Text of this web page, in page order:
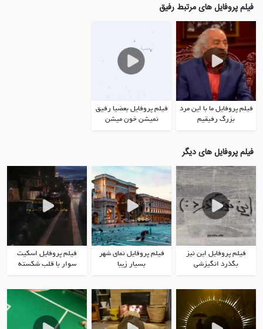
فیلم پروفایل های مرتبط رفیق
فیلم پروفایل ما با این مرد
بزرگ رفیقیم
فیلم پروفایل بعضیا رفیق
نمیشن خون میشن
فیلم پروفایل های دیگر
فیلم پروفایل اين نيز
بگذرد انگیزشی
فیلم پروفایل نمای شهر
بسیار زیبا
فیلم پروفایل اسکیت
سوار با قلب شکسته